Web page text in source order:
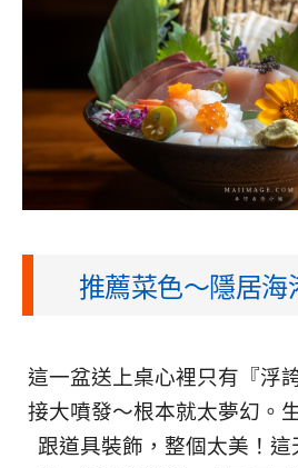
推薦菜色～隱居海
這一盆送上桌心裡只有『浮
接大噴發～根本就太夢幻。
跟道具裝飾，整個太美！